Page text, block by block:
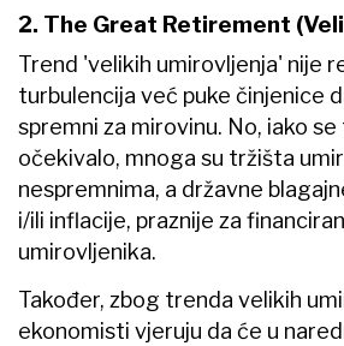
2. The Great Retirement
Trend 'velikih umirovljenja' nije
turbulencija već puke činjenice
spremni za mirovinu. No, iako
očekivalo, mnoga su tržišta
nespremnima, a državne
i/ili inflacije, praznije za
umirovljenika.
Također, zbog trenda velikih
ekonomisti vjeruju da će u